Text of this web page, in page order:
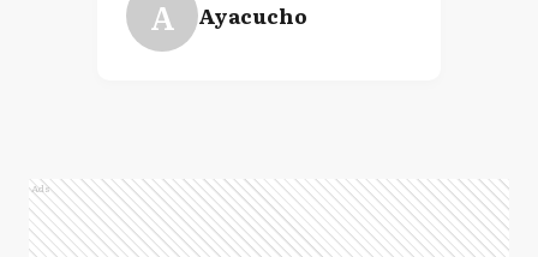
A Ayacucho
Ads